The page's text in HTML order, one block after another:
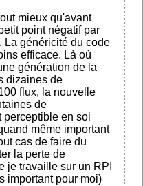
mieux qu'avant
point négatif par
La généricité du code
efficace. Là où
génération de la
dizaines de
flux, la nouvelle
de
perceptible en soi
même important
cas de faire du
la perte de
je travaille sur un RPI
important pour moi)